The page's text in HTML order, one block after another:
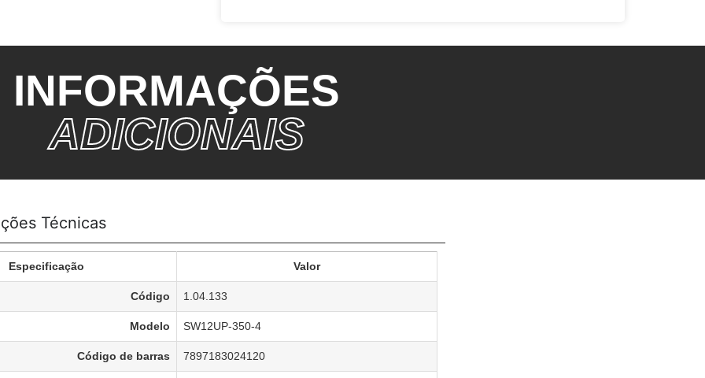
INFORMAÇÕES
ADICIONAIS
Técnicas
Especificação Valor
Código 1.04.133
Modelo SW12UP-350-4
Código de barras 7897183024120